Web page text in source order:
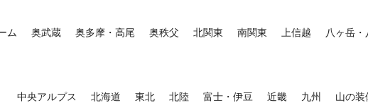
ム 奥武蔵 奥多摩・高尾 奥秩父 北関東 南関東 上信越 八ヶ岳
中央アルプス 北海道 東北 北陸 富士・伊豆 近畿 九州 山の